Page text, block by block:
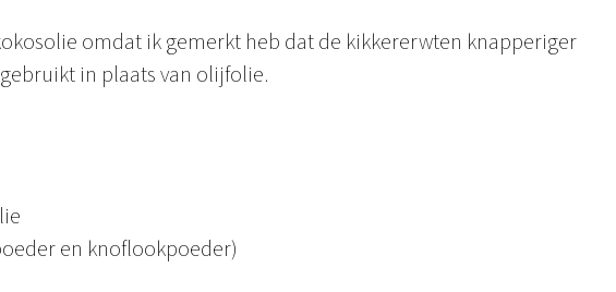
omdat ik gemerkt heb dat de kikkererwten knapperiger
in plaats van olijfolie.
en knoflookpoeder)